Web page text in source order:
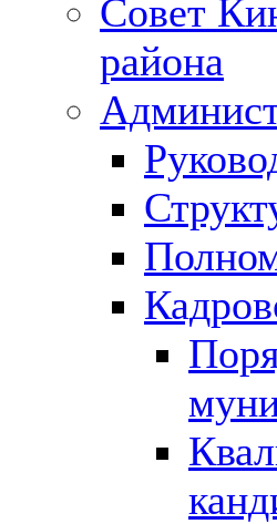
Совет
района